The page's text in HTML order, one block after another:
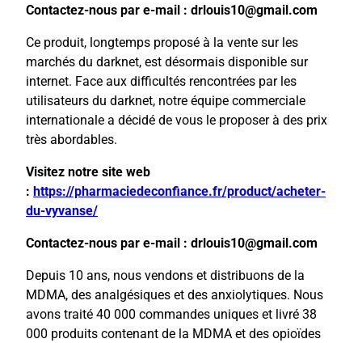
Contactez-nous par e-mail : drlouis10@gmail.com
Ce produit, longtemps proposé à la vente sur les
marchés du darknet, est désormais disponible sur
internet. Face aux difficultés rencontrées par les
utilisateurs du darknet, notre équipe commerciale
internationale a décidé de vous le proposer à des prix
très abordables.
Visitez notre site web
: https://pharmaciedeconfiance.fr/product/acheter-
du-vyvanse/
Contactez-nous par e-mail : drlouis10@gmail.com
Depuis 10 ans, nous vendons et distribuons de la
MDMA, des analgésiques et des anxiolytiques. Nous
avons traité 40 000 commandes uniques et livré 38
000 produits contenant de la MDMA et des opioïdes